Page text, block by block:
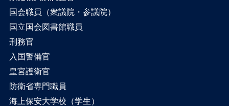
国会職員（衆議院・参議院）
国立国会図書館職員
刑務官
入国警備官
皇宮護衛官
防衛省専門職員
海上保安大学校（学生）